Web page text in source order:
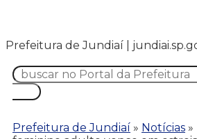
Prefeitura de Jundiaí |
Prefeitura de Jundiaí » Notícias »